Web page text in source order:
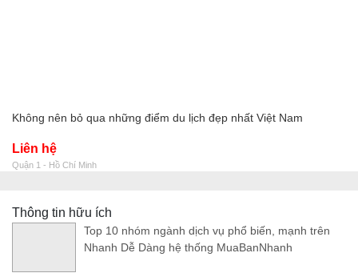
Không nên bỏ qua những điểm du lịch đẹp nhất Việt Nam
Liên hệ
Quận 1 - Hồ Chí Minh
Thông tin hữu ích
Top 10 nhóm ngành dịch vụ phổ biến, mạnh trên
Nhanh Dễ Dàng hệ thống MuaBanNhanh